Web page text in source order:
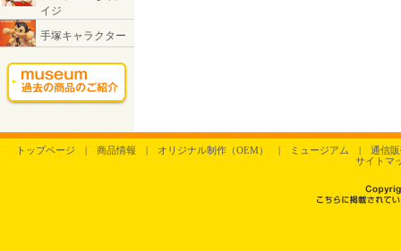
トップページ 商品情報 オリジナル制作（OEM） ミュージアム
通信
サイトマ